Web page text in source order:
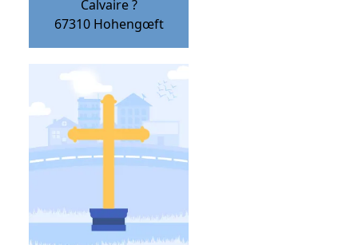
Calvaire ?
67310 Hohengœft